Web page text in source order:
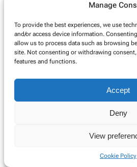
Manage
To provide the best experiences, we use
and/or access device information.
allow us to process data such as browsing
site. Not consenting or withdrawing consent,
features and functions.
Accept
Deny
View
Cookie Policy